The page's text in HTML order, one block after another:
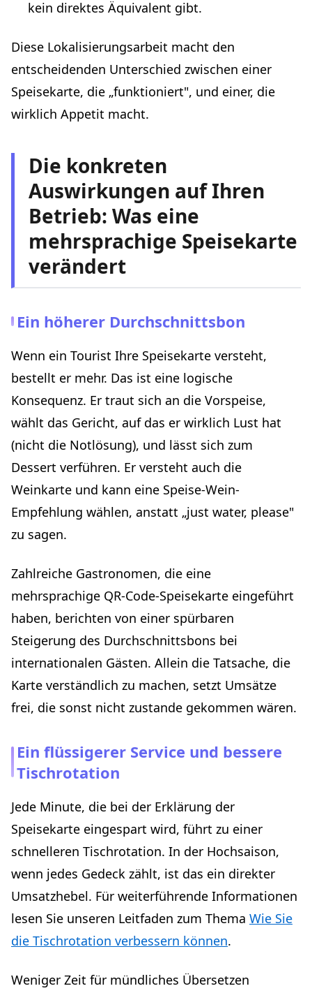
kein direktes Äquivalent gibt.
Diese Lokalisierungsarbeit macht den
entscheidenden Unterschied zwischen einer
Speisekarte, die „funktioniert", und einer, die
wirklich Appetit macht.
Die konkreten
Auswirkungen auf Ihren
Betrieb: Was eine
mehrsprachige Speisekarte
verändert
Ein höherer Durchschnittsbon
Wenn ein Tourist Ihre Speisekarte versteht,
bestellt er mehr. Das ist eine logische
Konsequenz. Er traut sich an die Vorspeise,
wählt das Gericht, auf das er wirklich Lust hat
(nicht die Notlösung), und lässt sich zum
Dessert verführen. Er versteht auch die
Weinkarte und kann eine Speise-Wein-
Empfehlung wählen, anstatt „just water, please"
zu sagen.
Zahlreiche Gastronomen, die eine
mehrsprachige QR-Code-Speisekarte eingeführt
haben, berichten von einer spürbaren
Steigerung des Durchschnittsbons bei
internationalen Gästen. Allein die Tatsache, die
Karte verständlich zu machen, setzt Umsätze
frei, die sonst nicht zustande gekommen wären.
Ein flüssigerer Service und bessere
Tischrotation
Jede Minute, die bei der Erklärung der
Speisekarte eingespart wird, führt zu einer
schnelleren Tischrotation. In der Hochsaison,
wenn jedes Gedeck zählt, ist das ein direkter
Umsatzhebel. Für weiterführende Informationen
lesen Sie unseren Leitfaden zum Thema Wie Sie
die Tischrotation verbessern können.
Weniger Zeit für mündliches Übersetzen